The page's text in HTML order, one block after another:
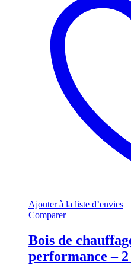
Ajouter à la liste d’envies
Comparer
Bois de
performance – 2